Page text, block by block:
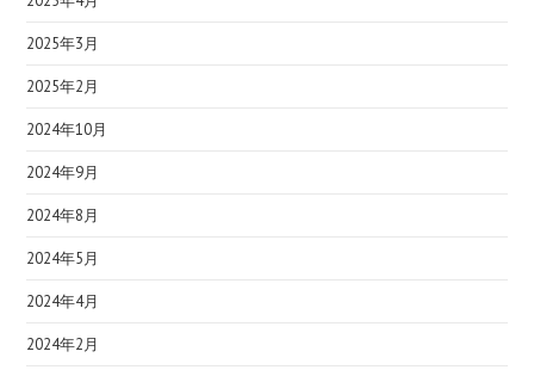
2025年3月
2025年2月
2024年10月
2024年9月
2024年8月
2024年5月
2024年4月
2024年2月